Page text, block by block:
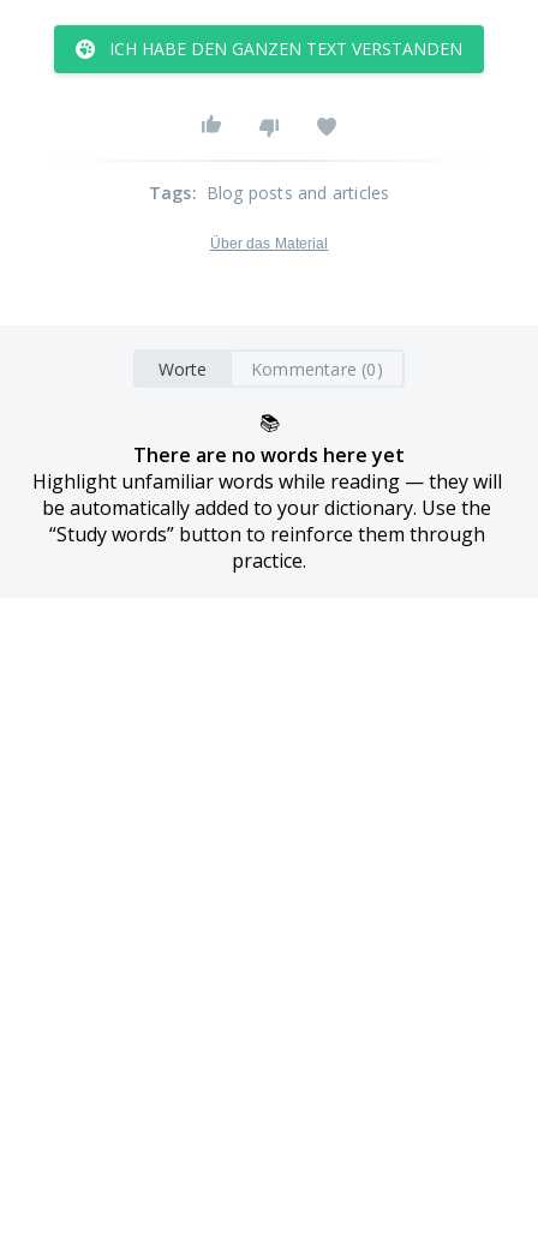
ICH HABE DEN GANZEN TEXT VERSTANDEN
Tags: Blog posts and articles
Über das Material
Worte Kommentare (0)
📚
There are no words here yet
Highlight unfamiliar words while reading — they will
be automatically added to your dictionary. Use the
“Study words” button to reinforce them through
practice.